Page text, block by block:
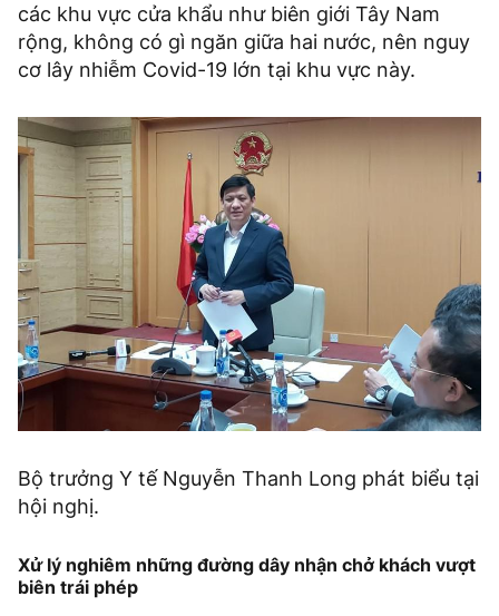
các khu vực cửa khẩu như biên giới Tây Nam
rộng, không có gì ngăn giữa hai nước, nên nguy
cơ lây nhiễm Covid-19 lớn tại khu vực này.
Bộ trưởng Y tế Nguyễn Thanh Long phát biểu tại
hội nghị.
Xử lý nghiêm những đường dây nhận chở khách vượt
biên trái phép